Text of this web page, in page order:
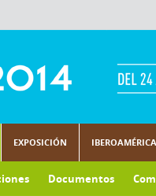
EXPOSICIÓN IBEROAMÉRICA
Documentos